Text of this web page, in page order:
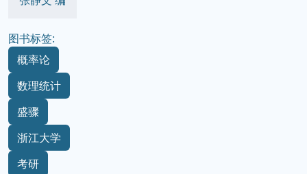
图书标签:
概率论
数理统计
盛骤
浙江大学
考研